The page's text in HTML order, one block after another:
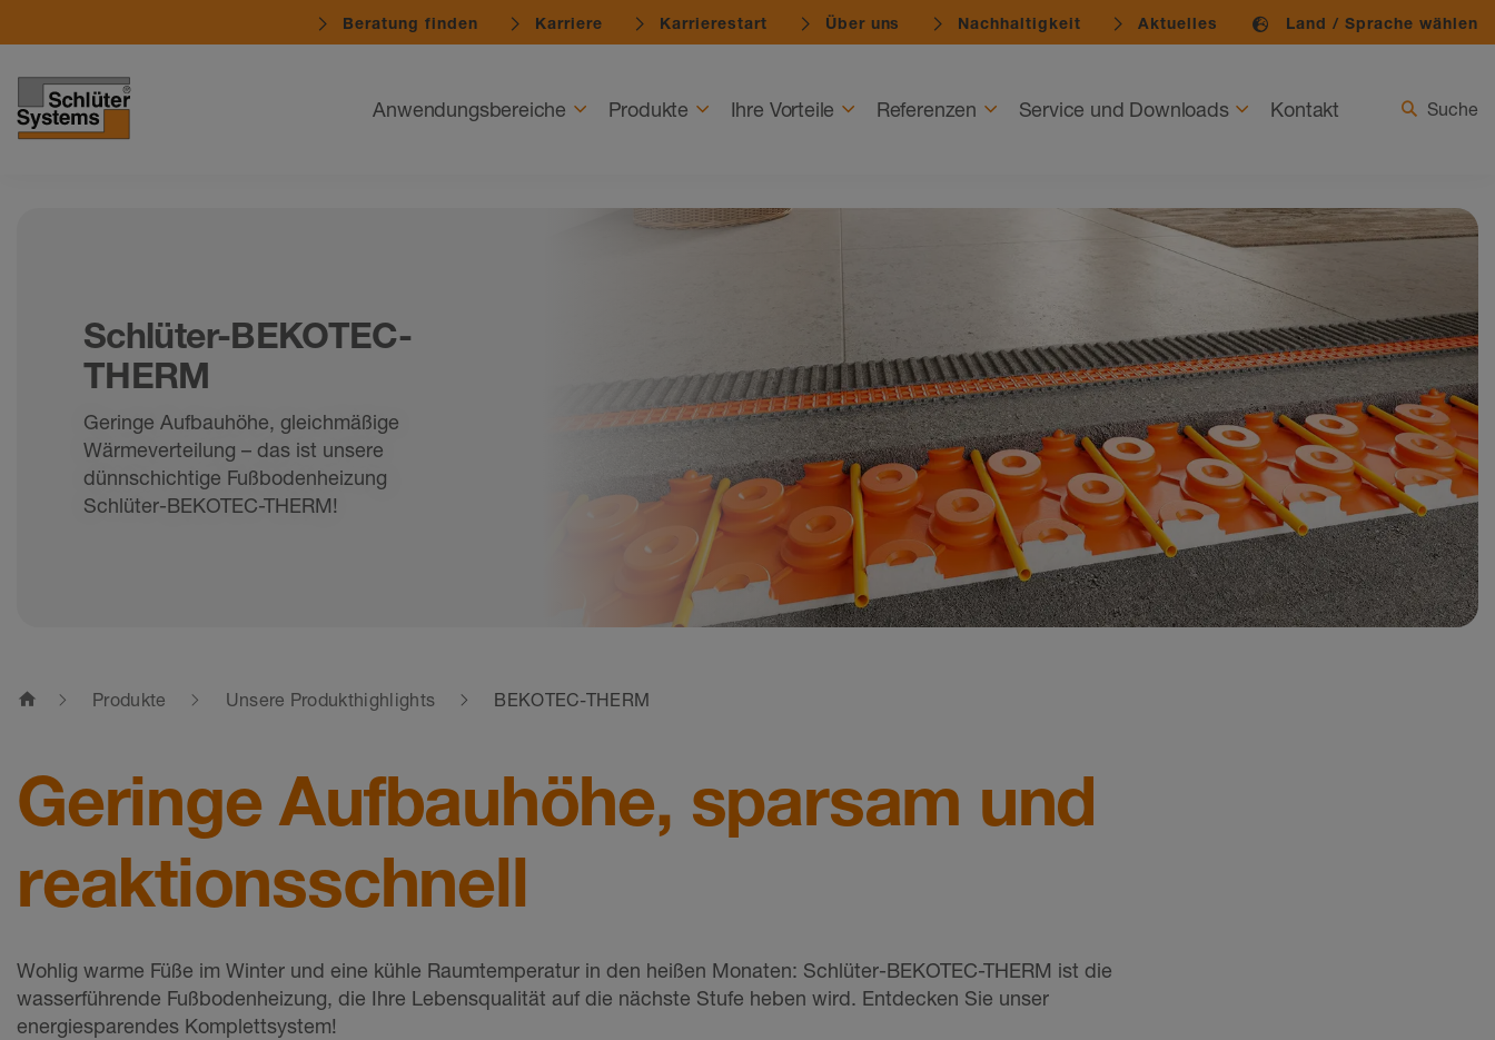
Beratung finden Karriere Karrierestart Über uns Nachhaltigkeit Aktuelles Land / Sprache wählen
Anwendungsbereiche Produkte Ihre Vorteile Referenzen Service und Downloads Kontakt Suche
Schlüter-BEKOTEC-
THERM
Geringe Aufbauhöhe, gleichmäßige
Wärmeverteilung – das ist unsere
dünnschichtige Fußbodenheizung
Schlüter-BEKOTEC-THERM!
home Produkte Unsere Produkthighlights BEKOTEC-THERM
Geringe Aufbauhöhe, sparsam und
reaktionsschnell
Wohlig warme Füße im Winter und eine kühle Raumtemperatur in den heißen Monaten: Schlüter-BEKOTEC-THERM ist die
wasserführende Fußbodenheizung, die Ihre Lebensqualität auf die nächste Stufe heben wird. Entdecken Sie unser
energiesparendes Komplettsystem!